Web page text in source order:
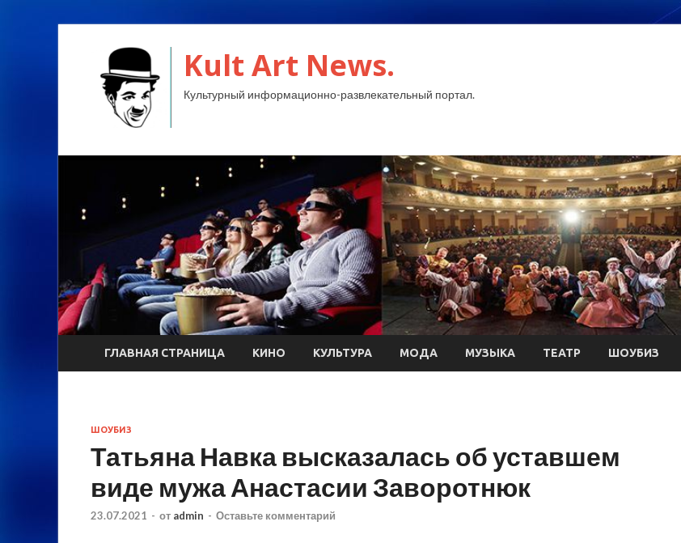
Kult Art News.
Культурный информационно-развлекательный портал.
ГЛАВНАЯ СТРАНИЦА КИНО КУЛЬТУРА МОДА МУЗЫКА ТЕАТР ШОУБИЗ
ШОУБИЗ
Татьяна Навка высказалась об уставшем
виде мужа Анастасии Заворотнюк
23.07.2021 - от admin - Оставьте комментарий